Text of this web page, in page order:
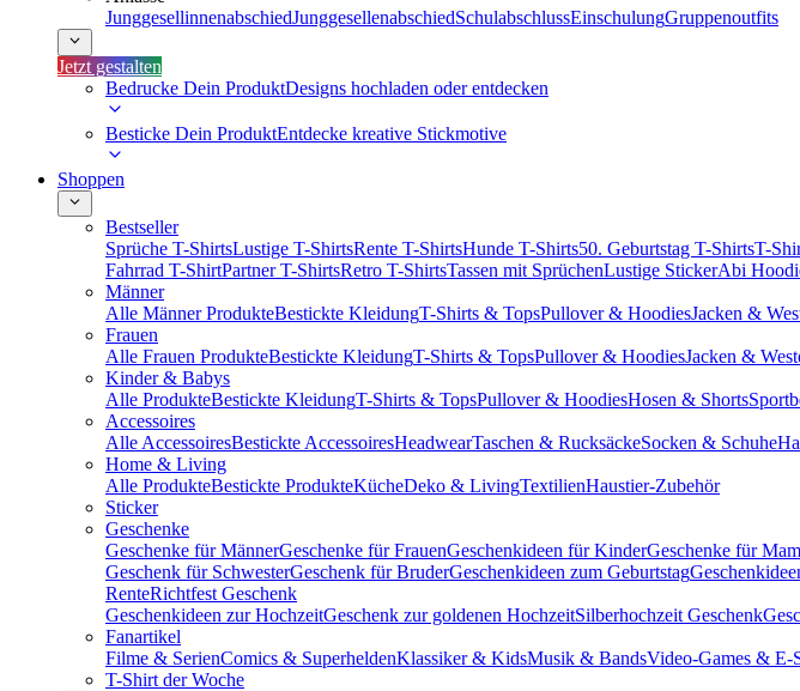
JunggesellinnenabschiedJunggesellenabschiedSchulabschlussEinschulungGruppenoutfits
Jetzt gestalten
Bedrucke Dein ProduktDesigns hochladen oder entdecken
Besticke Dein ProduktEntdecke kreative Stickmotive
Shoppen
Bestseller
Sprüche T-ShirtsLustige T-ShirtsRente T-ShirtsHunde T-Shirts50. Geburtstag T-ShirtsT-
Fahrrad T-ShirtPartner T-ShirtsRetro T-ShirtsTassen mit SprüchenLustige StickerAbi
Männer
Alle Männer ProdukteBestickte KleidungT-Shirts & TopsPullover & HoodiesJacken &
Frauen
Alle Frauen ProdukteBestickte KleidungT-Shirts & TopsPullover & HoodiesJacken &
Kinder & Babys
Alle ProdukteBestickte KleidungT-Shirts & TopsPullover & HoodiesHosen & Shorts
Accessoires
Alle AccessoiresBestickte AccessoiresHeadwearTaschen & RucksäckeSocken & Schuhe
Home & Living
Alle ProdukteBestickte ProdukteKücheDeko & LivingTextilienHaustier-Zubehör
Sticker
Geschenke
Geschenke für MännerGeschenke für FrauenGeschenkideen für KinderGeschenke für
Geschenk für SchwesterGeschenk für BruderGeschenkideen zum Geburtstag
RenteRichtfest Geschenk
Geschenkideen zur HochzeitGeschenk zur goldenen HochzeitSilberhochzeit Geschenk
Fanartikel
Filme & SerienComics & SuperheldenKlassiker & KidsMusik & BandsVideo-Games & E-
T-Shirt der Woche